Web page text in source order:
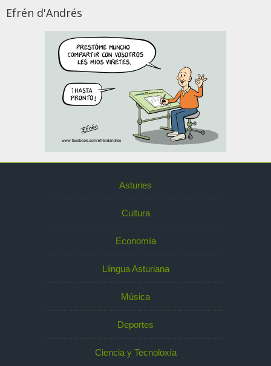
Efrén d'Andrés
Asturies
Cultura
Economía
Llingua Asturiana
Música
Deportes
Ciencia y Tecnoloxía